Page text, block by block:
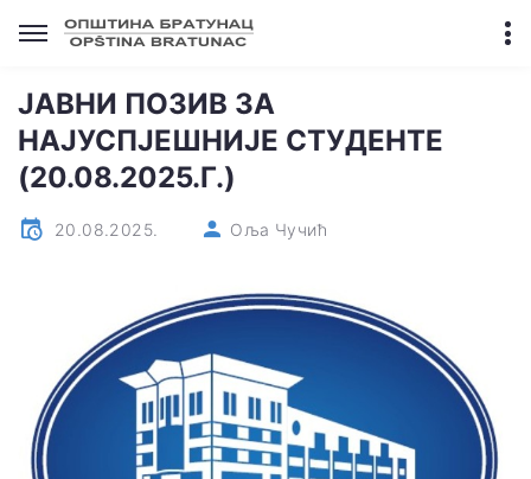
ЈАВНИ ПОЗИВ ЗА
НАЈУСПЈЕШНИЈЕ СТУДЕНТЕ
(20.08.2025.Г.)
20.08.2025. Оља Чучић